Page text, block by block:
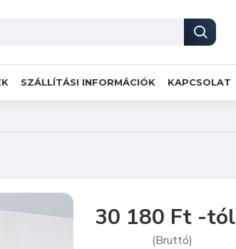
SZÁLLÍTÁSI INFORMÁCIÓK KAPCSOLAT
30 180 Ft -tól
(Bruttó)